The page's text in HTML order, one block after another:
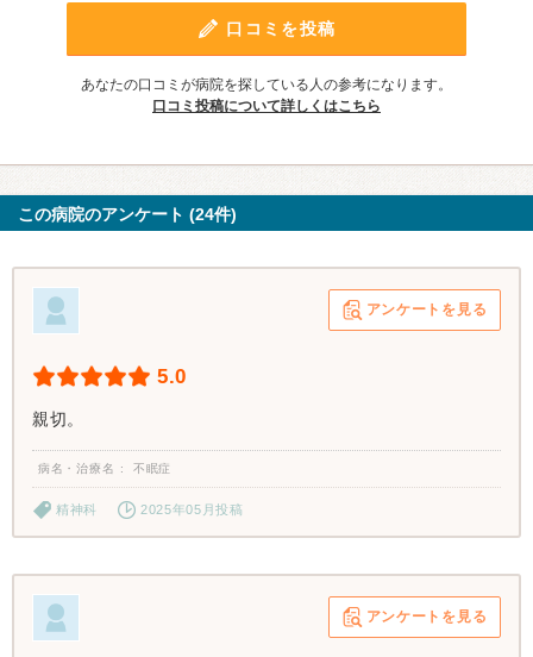
口コミを投稿
あなたの口コミが病院を探している人の参考になります。
口コミ投稿について詳しくはこちら
この病院のアンケート (24件)
アンケートを見る
5.0
親切。
病名・治療名 不眠症
精神科 2025年05月投稿
アンケートを見る